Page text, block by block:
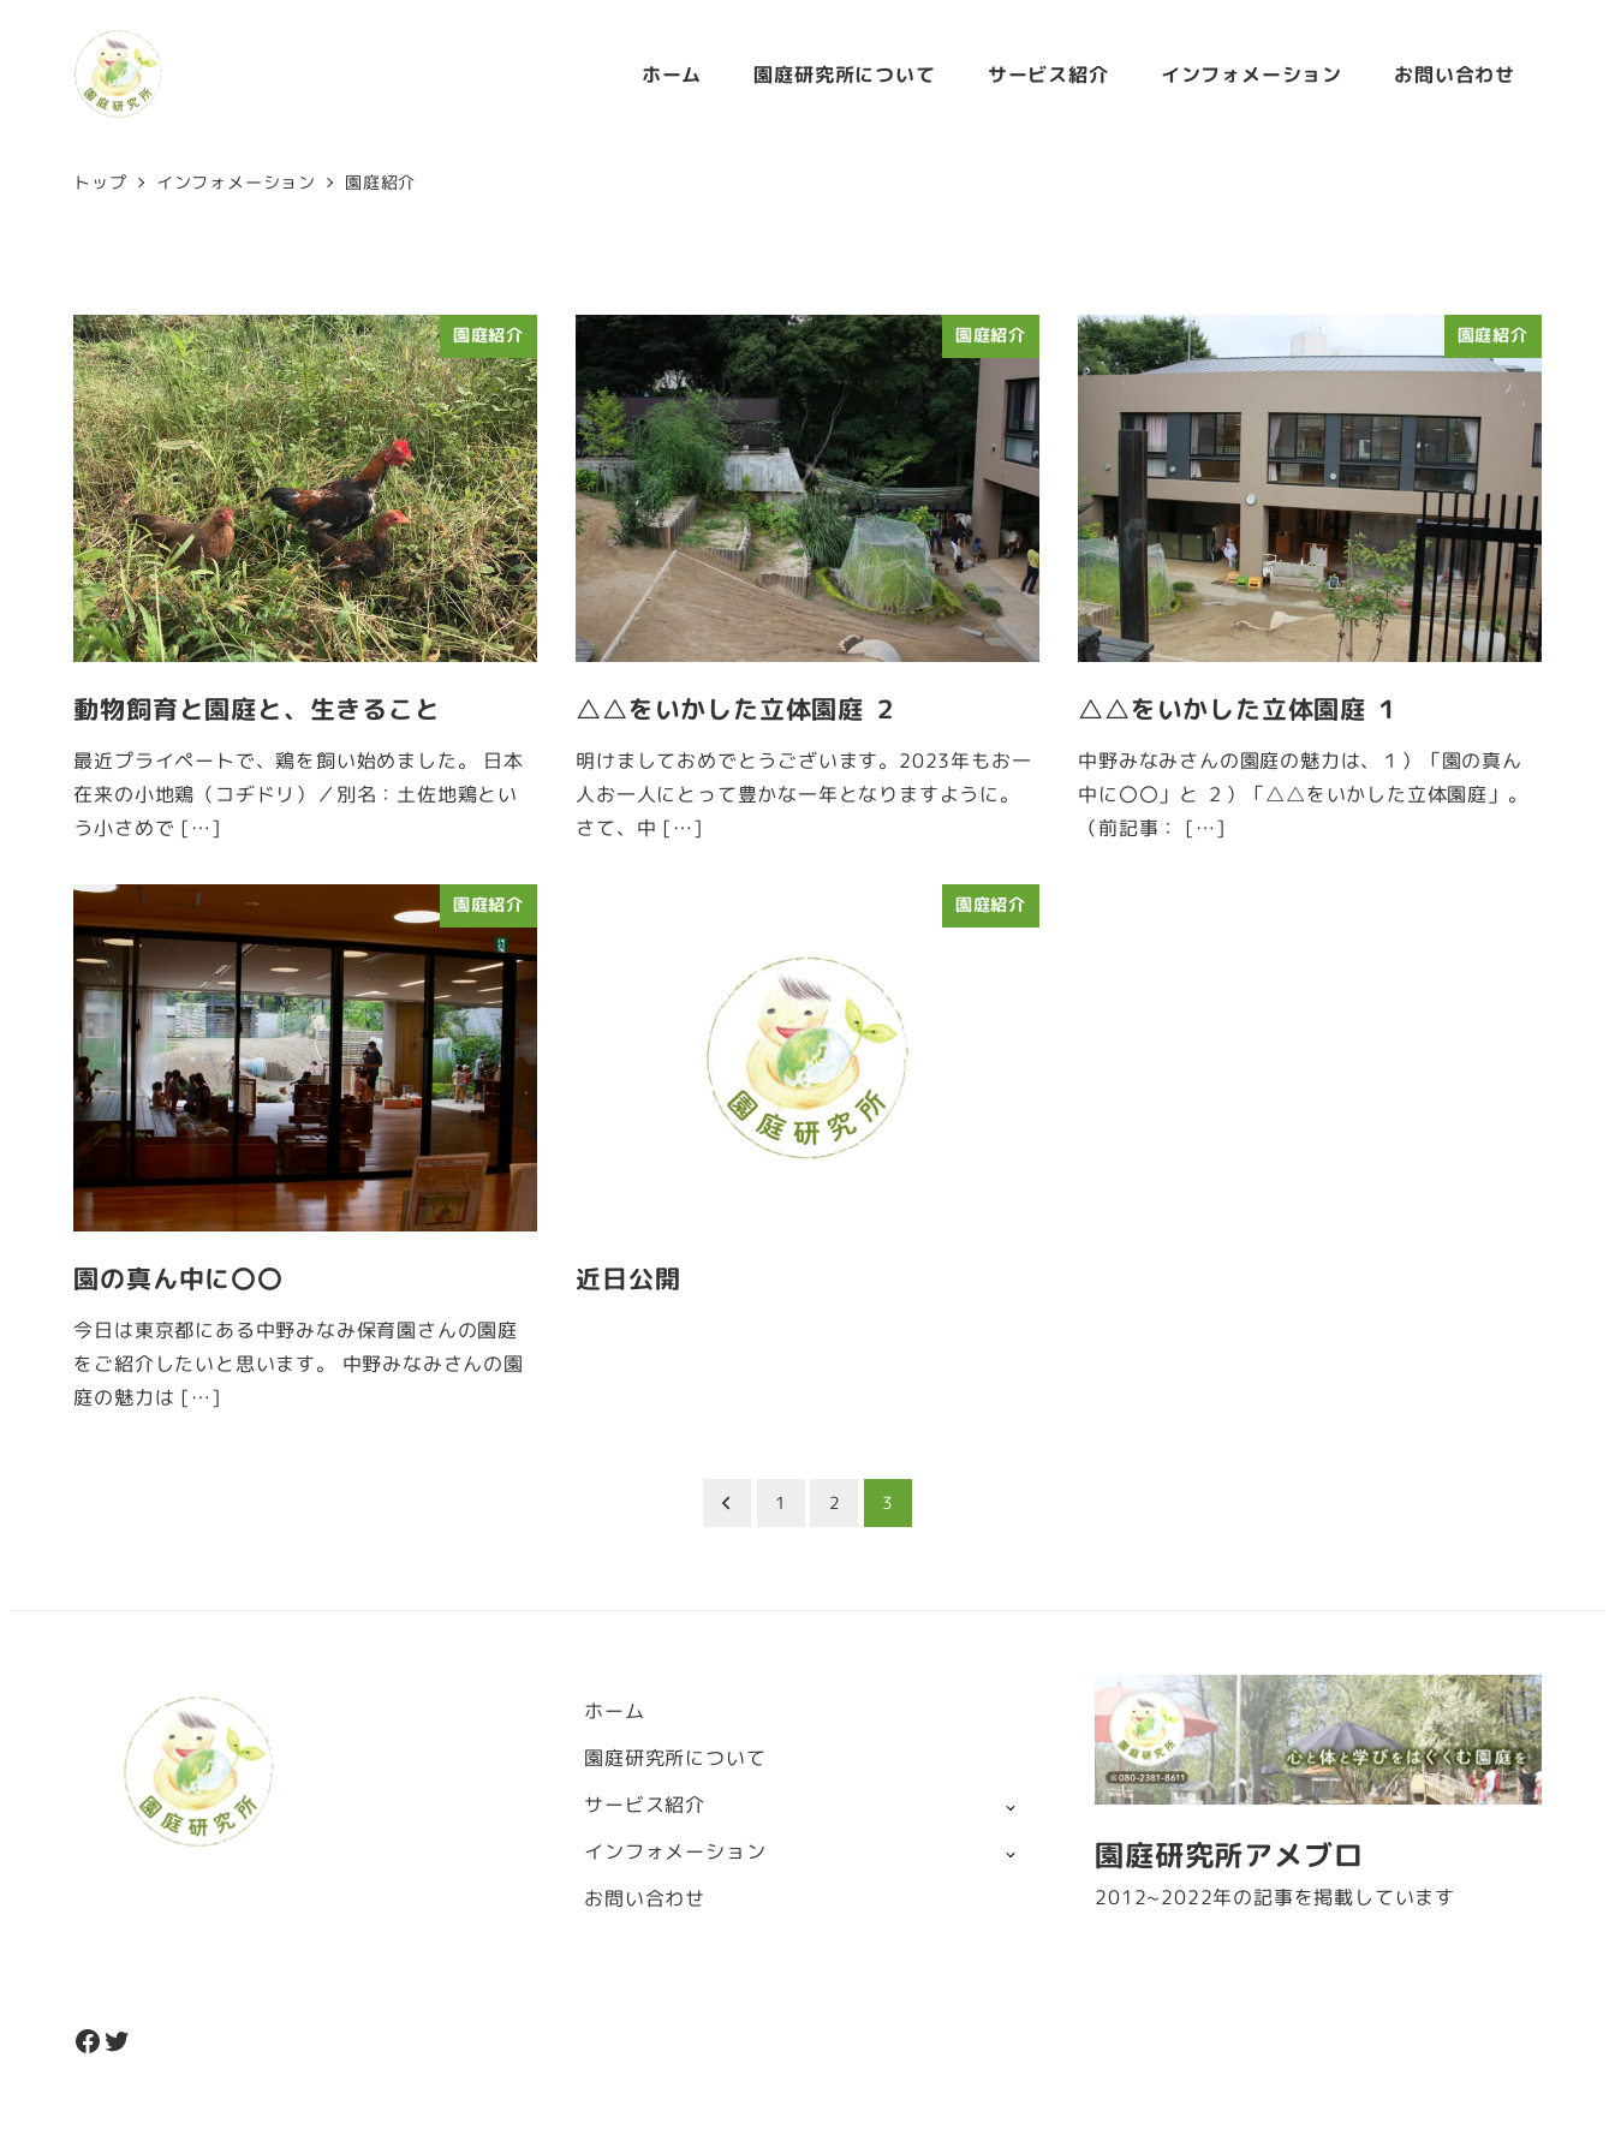
ホーム 園庭研究所について サービス紹介 インフォメーション お問い合わせ
トップ インフォメーション 園庭紹介
園庭紹介
動物飼育と園庭と、生きること
最近プライペートで、鶏を飼い始めました。 日本
在来の小地鶏（コヂドリ）／別名：土佐地鶏とい
う小さめで […]
園庭紹介
△△をいかした立体園庭 ２
明けましておめでとうございます。2023年もお一
人お一人にとって豊かな一年となりますように。
さて、中 […]
園庭紹介
△△をいかした立体園庭 １
中野みなみさんの園庭の魅力は、１）「園の真ん
中に〇〇」と ２）「△△をいかした立体園庭」。
（前記事： […]
園庭紹介
園の真ん中に〇〇
今日は東京都にある中野みなみ保育園さんの園庭
をご紹介したいと思います。 中野みなみさんの園
庭の魅力は […]
園庭紹介
近日公開
1 2 3
ホーム
園庭研究所について
サービス紹介
インフォメーション
お問い合わせ
園庭研究所アメブロ
2012~2022年の記事を掲載しています
Facebook Twitter